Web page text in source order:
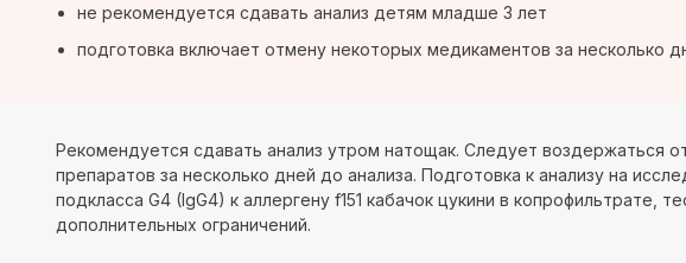
не рекомендуется сдавать анализ детям младше 3 лет
подготовка включает отмену некоторых медикаментов за несколько
Рекомендуется сдавать анализ утром натощак. Следует воздержаться
препаратов за несколько дней до анализа. Подготовка к анализу на
подкласса G4 (IgG4) к аллергену f151 кабачок цукини в копрофильтрате,
дополнительных ограничений.